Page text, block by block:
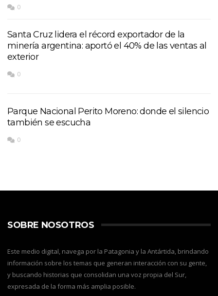
0
Santa Cruz lidera el récord exportador de la
minería argentina: aportó el 40% de las ventas al
exterior
0
Parque Nacional Perito Moreno: donde el silencio
también se escucha
0
SOBRE NOSOTROS
Este medio digital, navega por la Patagonia y la Antártida, brindando
información sobre los temas que generan interacción con su gente,
y buscando historias que consolidan una voz propia del Sur,
expresada de la forma más amplia posible.